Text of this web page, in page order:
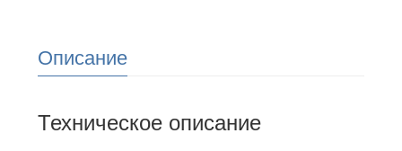
Описание
Техническое описание